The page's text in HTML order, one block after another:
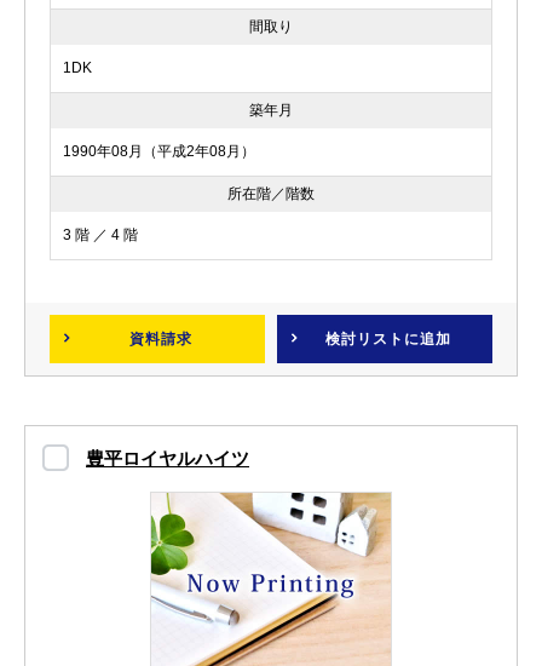
間取り
1DK
築年月
1990年08月（平成2年08月）
所在階／階数
3 階 ／ 4 階
資料請求 検討リスト に追加
豊平ロイヤルハイツ